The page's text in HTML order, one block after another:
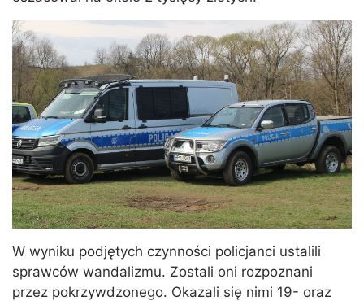
W wyniku podjętych czynności policjanci ustalili
sprawców wandalizmu. Zostali oni rozpoznani
przez pokrzywdzonego. Okazali się nimi 19- oraz